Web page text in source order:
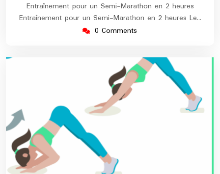
Entraînement pour un Semi-Marathon en 2 heures
Entraînement pour un Semi-Marathon en 2 heures Le…
0 Comments